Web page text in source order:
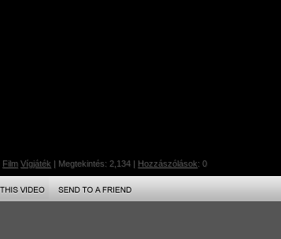
Film Vígjáték | Megtekintés: 2,134 | Hozzászólások: 0